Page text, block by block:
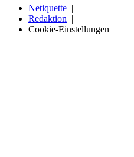
Netiquette
Redaktion
Cookie-Einstellungen